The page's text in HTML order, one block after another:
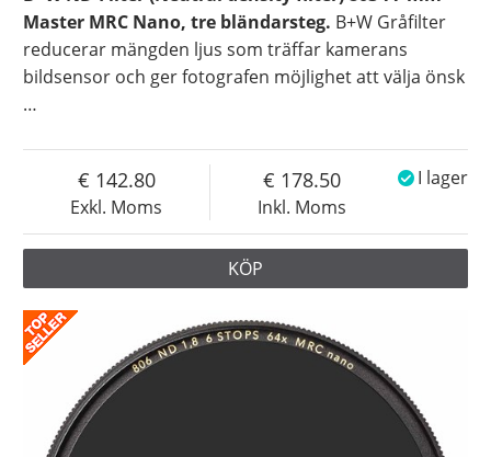
Master MRC Nano, tre bländarsteg. B+W Gråfilter
reducerar mängden ljus som träffar kamerans
bildsensor och ger fotografen möjlighet att välja önsk
…
Exkl. Moms
142.80
Inkl. Moms
178.50 I lager
KÖP